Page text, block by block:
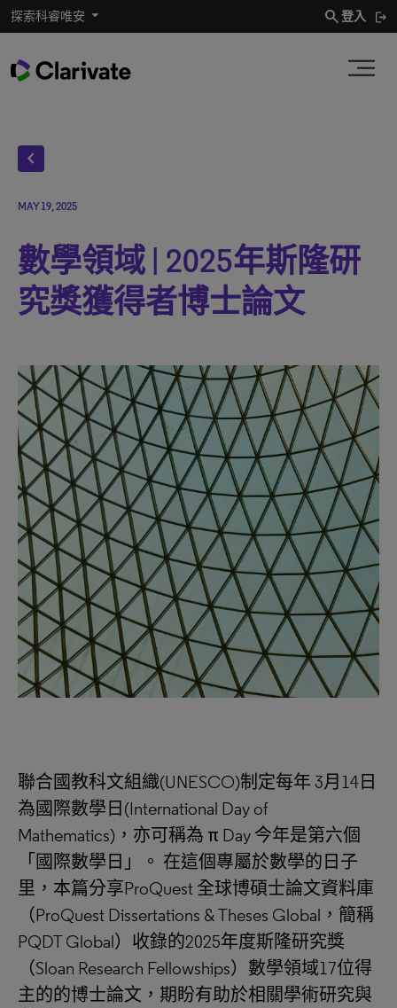
探索科睿唯安 search登入
chevron_left
MAY 19, 2025
數學領域 | 2025年斯隆研
究獎獲得者博士論文
聯合國教科文組織(UNESCO)制定每年 3月14日
為國際數學日(International Day of
Mathematics)，亦可稱為 π Day 今年是第六個
「國際數學日」。 在這個專屬於數學的日子
里，本篇分享ProQuest 全球博碩士論文資料庫
（ProQuest Dissertations & Theses Global，簡稱
PQDT Global）收錄的2025年度斯隆研究獎
（Sloan Research Fellowships）數學領域17位得
主的的博士論文，期盼有助於相關學術研究與